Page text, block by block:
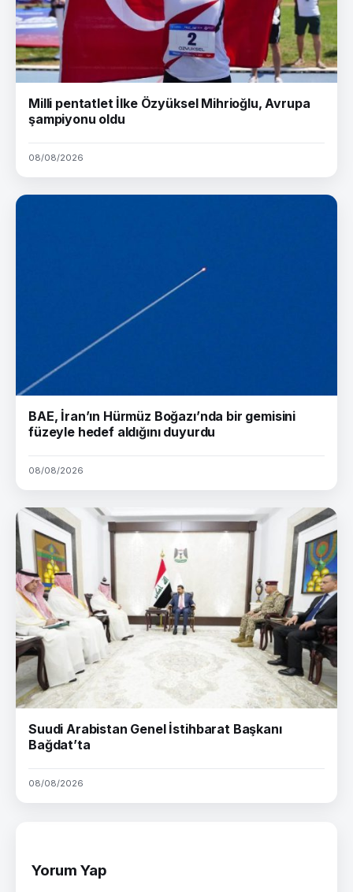
Milli pentatlet İlke Özyüksel Mihrioğlu, Avrupa
şampiyonu oldu
08/08/2026
BAE, İran’ın Hürmüz Boğazı’nda bir gemisini
füzeyle hedef aldığını duyurdu
08/08/2026
Suudi Arabistan Genel İstihbarat Başkanı
Bağdat’ta
08/08/2026
Yorum Yap